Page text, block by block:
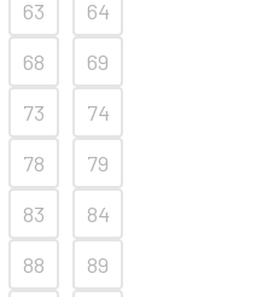
63
64
68
69
73
74
78
79
83
84
88
89